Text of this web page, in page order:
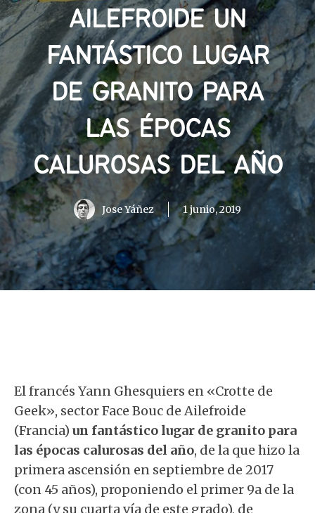
AILEFROIDE UN
FANTÁSTICO LUGAR
DE GRANITO PARA
LAS ÉPOCAS
CALUROSAS DEL AÑO
Jose Yáñez 1 junio, 2019
El francés Yann Ghesquiers en «Crotte de
Geek», sector Face Bouc de Ailefroide
(Francia) un fantástico lugar de granito para
las épocas calurosas del año, de la que hizo la
primera ascensión en septiembre de 2017
(con 45 años), proponiendo el primer 9a de la
zona (y su cuarta vía de este grado), de